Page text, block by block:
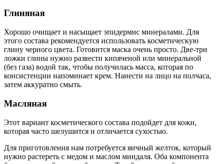
Глиняная
Хорошо очищает и насыщает эпидермис минералами. Для
этого состава рекомендуется использовать косметическую
глину черного цвета. Готовится маска очень просто. Две-три
ложки глины нужно развести кипяченой или минеральной
(без газа) водой так, чтобы получилась масса, которая по
консистенции напоминает крем. Нанести на лицо на полчаса,
затем аккуратно смыть.
Масляная
Этот вариант косметического состава подойдет для кожи,
которая часто шелушится и отличается сухостью.
Для приготовления нам потребуется яичный желток, который
нужно растереть с медом и маслом миндаля. Оба компонента